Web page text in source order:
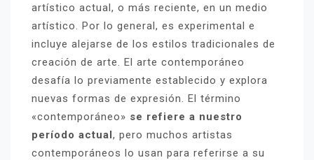
artístico actual, o más reciente, en un medio
artístico. Por lo general, es experimental e
incluye alejarse de los estilos tradicionales de
creación de arte. El arte contemporáneo
desafía lo previamente establecido y explora
nuevas formas de expresión. El término
«contemporáneo» se refiere a nuestro
período actual, pero muchos artistas
contemporáneos lo usan para referirse a su